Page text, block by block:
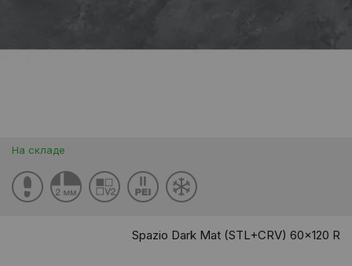
На складе
Spazio Dark Mat (STL+CRV) 60x120 R